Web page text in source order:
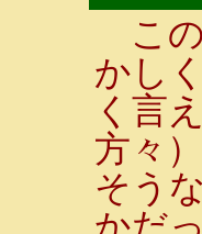
この
かし
く言
方々
そう